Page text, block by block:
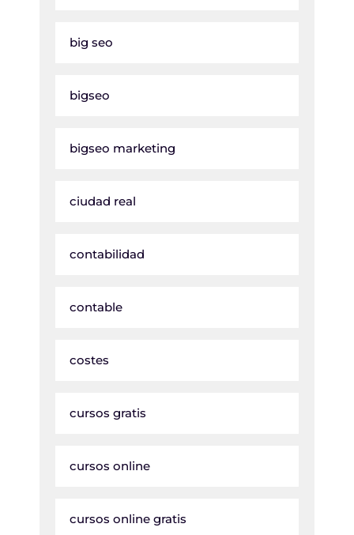
big seo
bigseo
bigseo marketing
ciudad real
contabilidad
contable
costes
cursos gratis
cursos online
cursos online gratis